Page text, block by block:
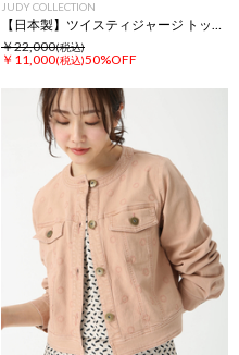
JUDY COLLECTION
【日本製】ツイスティジャージ トップス プルオーバー
￥22,000(税込)
￥11,000(税込)50%OFF